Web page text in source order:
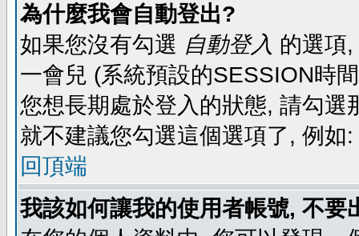
為什麼我會自動登出?
如果您沒有勾選 自動登入 的選項
一會兒 (系統預設的SESSION時
您想長期處於登入的狀態, 請勾
就不建議您勾選這個選項了, 例
回頂端
我該如何讓我的使用者帳號, 不